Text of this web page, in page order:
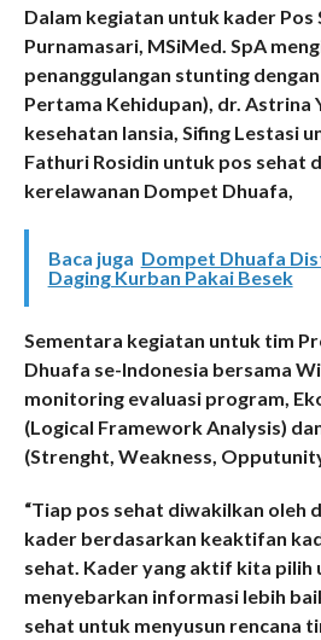
Dalam kegiatan untuk kader Pos
Purnamasari, MSiMed. SpA
penanggulangan stunting
Pertama Kehidupan), dr. Astrina
kesehatan lansia, Sifing Lestasi
Fathuri Rosidin untuk pos sehat
kerelawanan Dompet Dhuafa,
Baca juga Dompet Dhuafa
Daging Kurban Pakai Besek
Sementara kegiatan untuk tim
Dhuafa se-Indonesia bersama
monitoring evaluasi program,
(Logical Framework Analysis)
(Strenght, Weakness,
“Tiap pos sehat diwakilkan oleh
kader berdasarkan keaktifan
sehat. Kader yang aktif kita pilih
menyebarkan informasi lebih
sehat untuk menyusun rencana